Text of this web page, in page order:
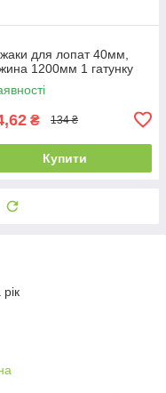
для лопат 40мм,
1200мм 1 гатунку
₴ 134 ₴
Купити